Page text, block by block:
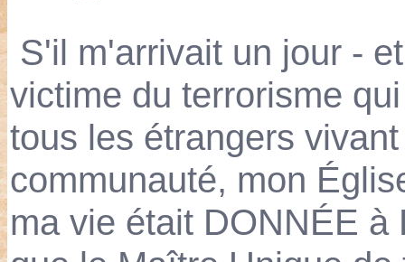
S'il m'arrivait un jour -
victime du terrorisme
tous les étrangers
communauté, mon
ma vie était DONNÉE